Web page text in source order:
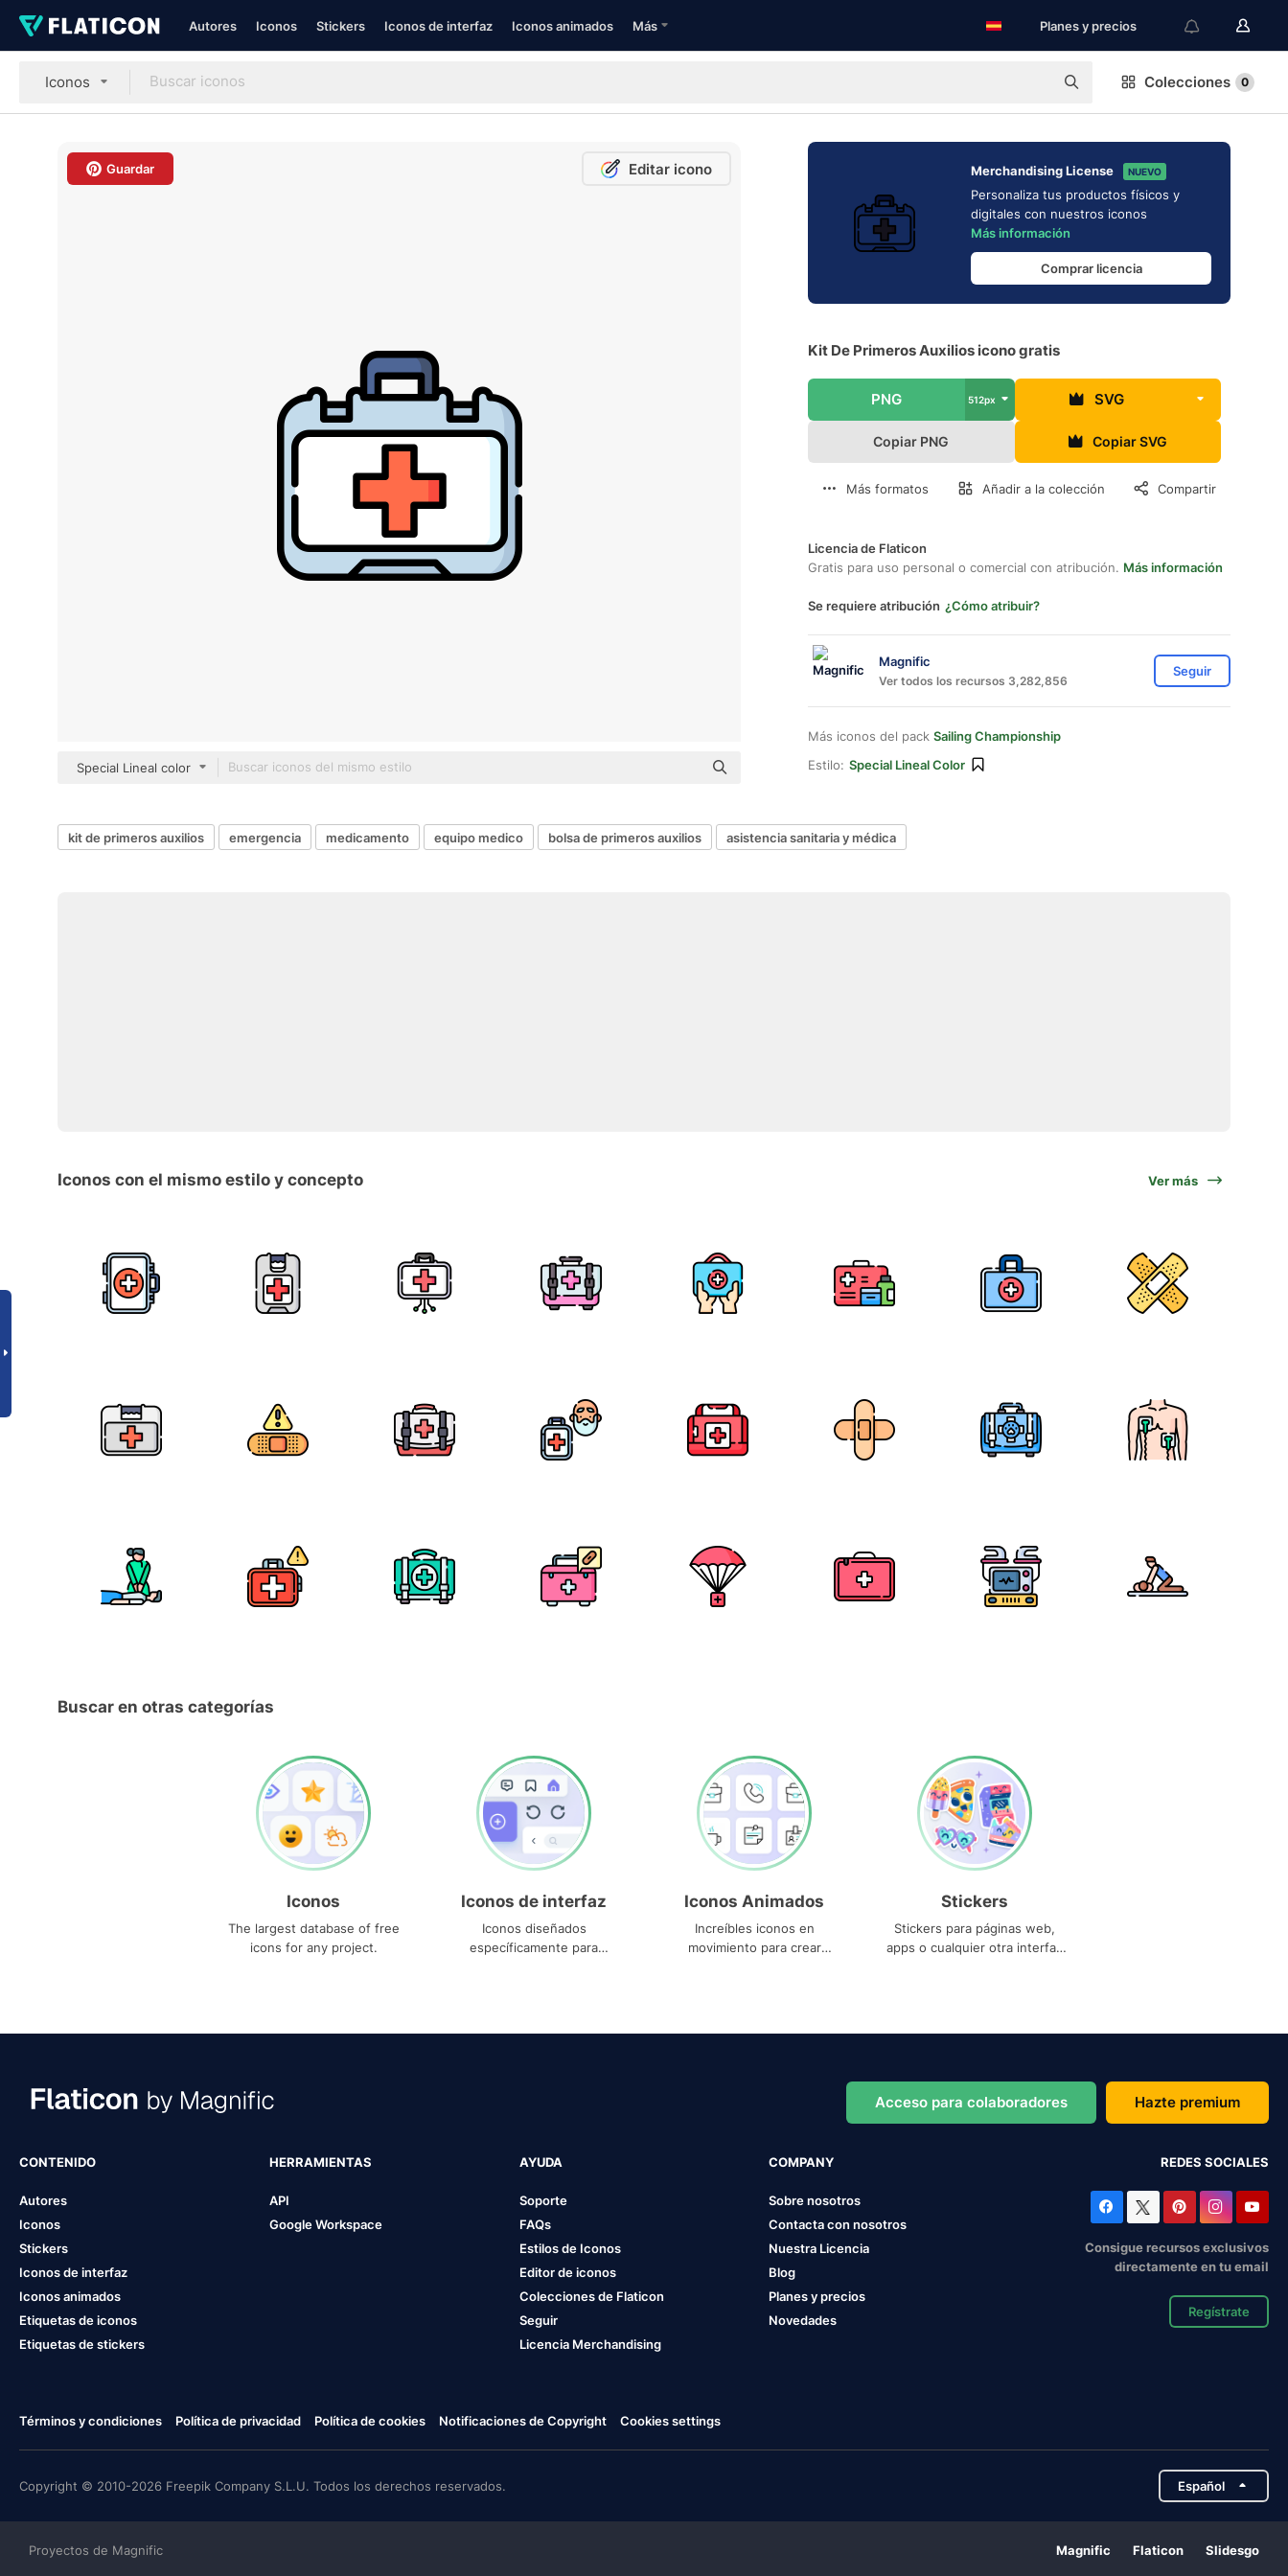
Autores Iconos Stickers Iconos de interfaz Iconos animados Más Planes y precios
Iconos Colecciones 0
Guardar Editar icono
Special Lineal color
Merchandising License NUEVO
Personaliza tus productos físicos y
digitales con nuestros iconos
Más información
Comprar licencia
Kit De Primeros Auxilios icono gratis
PNG 512px SVG
Copiar PNG Copiar SVG
Más formatos Añadir a la colección Compartir
Licencia de Flaticon
Gratis para uso personal o comercial con atribución. Más información
Se requiere atribución ¿Cómo atribuir?
Magnific
Ver todos los recursos 3,282,856
Seguir
Más iconos del pack Sailing Championship
Estilo: Special Lineal Color
kit de primeros auxilios emergencia medicamento equipo medico bolsa de primeros auxilios asistencia sanitaria y médica
Iconos con el mismo estilo y concepto Ver más
Buscar en otras categorías
Iconos
The largest database of free
icons for any project.
Iconos de interfaz
Iconos diseñados
específicamente para
Iconos Animados
Increíbles iconos en
movimiento para crear
Stickers
Stickers para páginas web,
apps o cualquier otra interfaz
Acceso para colaboradores Hazte premium
CONTENIDO
Autores
Iconos
Stickers
Iconos de interfaz
Iconos animados
Etiquetas de iconos
Etiquetas de stickers
HERRAMIENTAS
API
Google Workspace
AYUDA
Soporte
FAQs
Estilos de Iconos
Editor de iconos
Colecciones de Flaticon
Seguir
Licencia Merchandising
COMPANY
Sobre nosotros
Contacta con nosotros
Nuestra Licencia
Blog
Planes y precios
Novedades
REDES SOCIALES
Consigue recursos exclusivos
directamente en tu email
Regístrate
Términos y condiciones Política de privacidad Política de cookies Notificaciones de Copyright Cookies settings
Copyright © 2010-2026 Freepik Company S.L.U. Todos los derechos reservados. Español
Proyectos de Magnific Magnific Flaticon Slidesgo